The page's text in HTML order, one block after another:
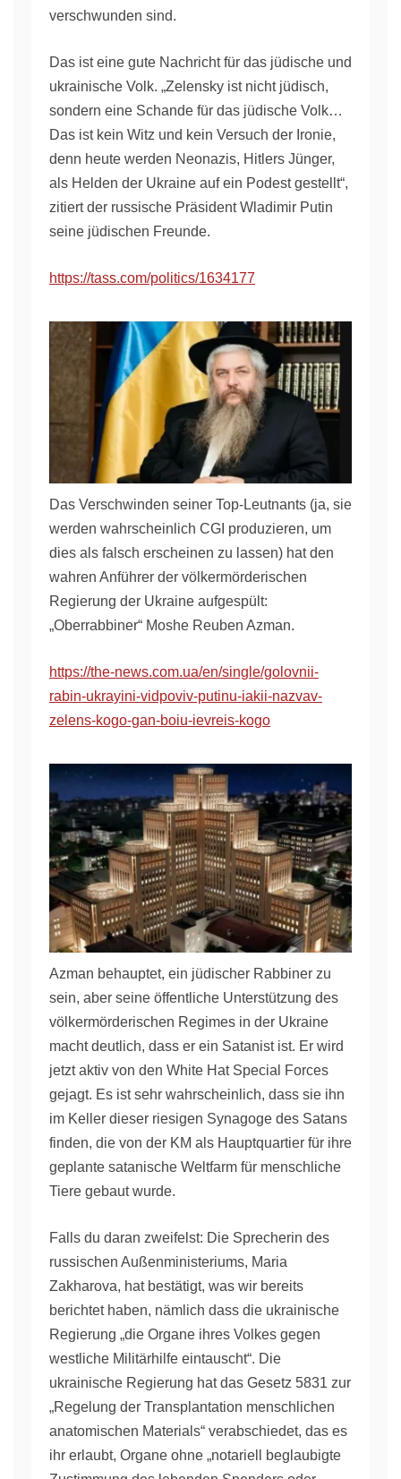
verschwunden sind.
Das ist eine gute Nachricht für das jüdische und
ukrainische Volk. „Zelensky ist nicht jüdisch,
sondern eine Schande für das jüdische Volk…
Das ist kein Witz und kein Versuch der Ironie,
denn heute werden Neonazis, Hitlers Jünger,
als Helden der Ukraine auf ein Podest gestellt“,
zitiert der russische Präsident Wladimir Putin
seine jüdischen Freunde.
https://tass.com/politics/1634177
Das Verschwinden seiner Top-Leutnants (ja, sie
werden wahrscheinlich CGI produzieren, um
dies als falsch erscheinen zu lassen) hat den
wahren Anführer der völkermörderischen
Regierung der Ukraine aufgespült:
„Oberrabbiner“ Moshe Reuben Azman.
https://the-news.com.ua/en/single/golovnii-
rabin-ukrayini-vidpoviv-putinu-iakii-nazvav-
zelens-kogo-gan-boiu-ievreis-kogo
Azman behauptet, ein jüdischer Rabbiner zu
sein, aber seine öffentliche Unterstützung des
völkermörderischen Regimes in der Ukraine
macht deutlich, dass er ein Satanist ist. Er wird
jetzt aktiv von den White Hat Special Forces
gejagt. Es ist sehr wahrscheinlich, dass sie ihn
im Keller dieser riesigen Synagoge des Satans
finden, die von der KM als Hauptquartier für ihre
geplante satanische Weltfarm für menschliche
Tiere gebaut wurde.
Falls du daran zweifelst: Die Sprecherin des
russischen Außenministeriums, Maria
Zakharova, hat bestätigt, was wir bereits
berichtet haben, nämlich dass die ukrainische
Regierung „die Organe ihres Volkes gegen
westliche Militärhilfe eintauscht“. Die
ukrainische Regierung hat das Gesetz 5831 zur
„Regelung der Transplantation menschlichen
anatomischen Materials“ verabschiedet, das es
ihr erlaubt, Organe ohne „notariell beglaubigte